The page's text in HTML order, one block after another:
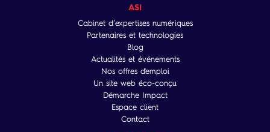
ASI
Cabinet d’expertises numériques
Partenaires et technologies
Blog
Actualités et événements
Nos offres d'emploi
Un site web éco-conçu
Démarche Impact
Espace client
Contact